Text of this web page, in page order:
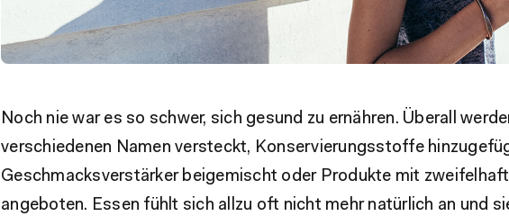
Noch nie war es so schwer, sich gesund zu ernähren. Überall
verschiedenen Namen versteckt, Konservierungsstoffe
Geschmacksverstärker beigemischt oder Produkte mit
angeboten. Essen fühlt sich allzu oft nicht mehr natürlich an und